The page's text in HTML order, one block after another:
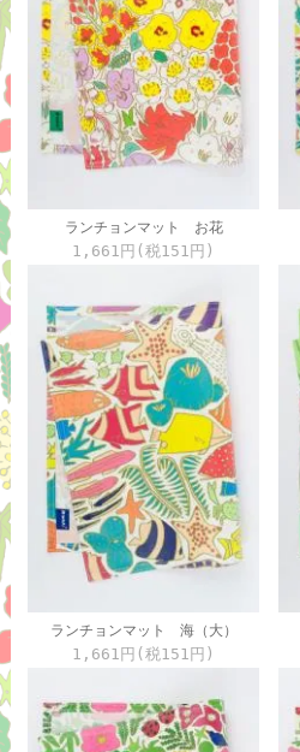
ランチョンマット お花
1,661円(税151円)
ランチョンマット 海（大）
1,661円(税151円)